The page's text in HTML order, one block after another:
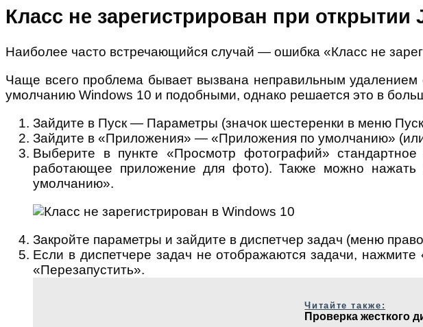
Класс не зарегистрирован при открытии
Наиболее часто встречающийся случай — ошибка «Класс не
Чаще всего проблема бывает вызвана неправильным
умолчанию Windows 10 и подобными, однако решается это в
Зайдите в Пуск — Параметры (значок шестеренки в меню
Зайдите в «Приложения» — «Приложения по умолчанию»
Выберите в пункте «Просмотр фотографий»
работающее приложение для фото). Также можно
умолчанию».
Закройте параметры и зайдите в диспетчер задач (меню
Если в диспетчере задач не отображаются задачи,
«Перезапустить».
Читайте также:
Проверка жесткого